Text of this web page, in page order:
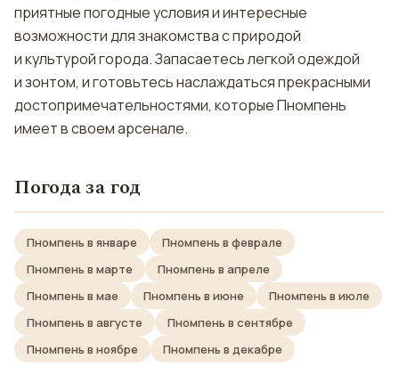
приятные погодные условия и интересные
возможности для знакомства с природой
и культурой города. Запасаетесь легкой одеждой
и зонтом, и готовьтесь наслаждаться прекрасными
достопримечательностями, которые Пномпень
имеет в своем арсенале.
Погода за год
Пномпень в январе
Пномпень в феврале
Пномпень в марте
Пномпень в апреле
Пномпень в мае
Пномпень в июне
Пномпень в июле
Пномпень в августе
Пномпень в сентябре
Пномпень в ноябре
Пномпень в декабре